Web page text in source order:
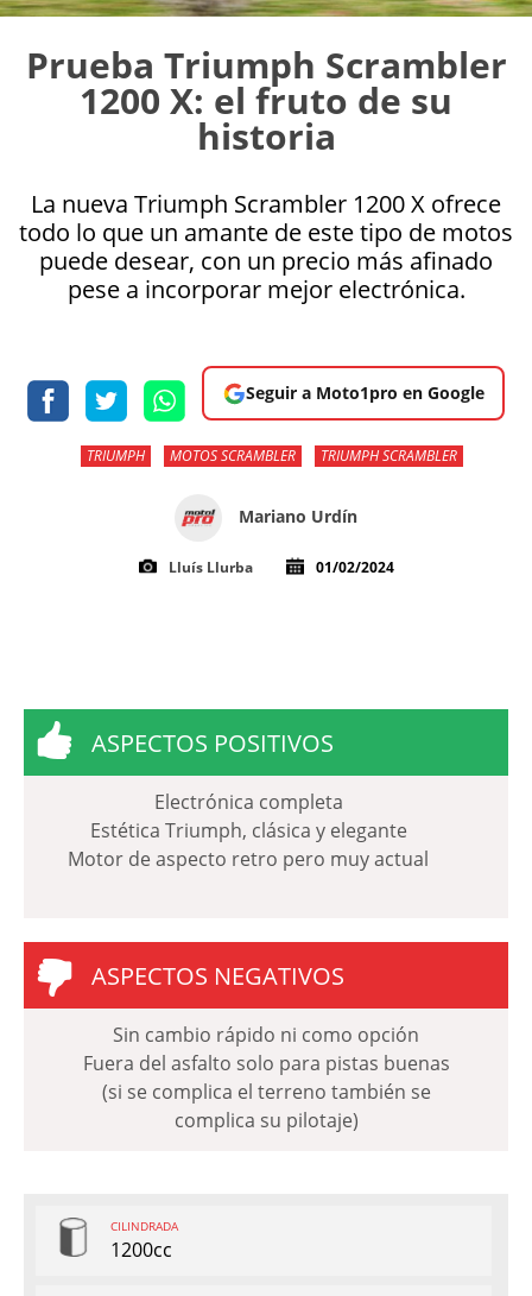
Prueba Triumph Scrambler
1200 X: el fruto de su
historia
La nueva Triumph Scrambler 1200 X ofrece
todo lo que un amante de este tipo de motos
puede desear, con un precio más afinado
pese a incorporar mejor electrónica.
Seguir a Moto1pro en Google
TRIUMPH MOTOS SCRAMBLER TRIUMPH SCRAMBLER
Mariano Urdín
Lluís Llurba 01/02/2024
ASPECTOS POSITIVOS
Electrónica completa
Estética Triumph, clásica y elegante
Motor de aspecto retro pero muy actual
ASPECTOS NEGATIVOS
Sin cambio rápido ni como opción
Fuera del asfalto solo para pistas buenas
(si se complica el terreno también se
complica su pilotaje)
CILINDRADA
1200cc